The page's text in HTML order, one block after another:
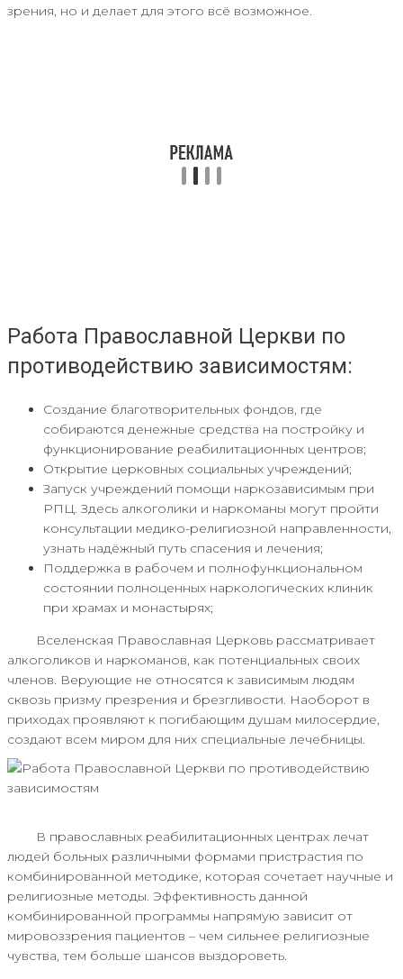
зрения, но и делает для этого всё возможное.
Работа Православной Церкви по
противодействию зависимостям:
Создание благотворительных фондов, где
собираются денежные средства на постройку и
функционирование реабилитационных центров;
Открытие церковных социальных учреждений;
Запуск учреждений помощи наркозависимым при
РПЦ. Здесь алкоголики и наркоманы могут пройти
консультации медико-религиозной направленности,
узнать надёжный путь спасения и лечения;
Поддержка в рабочем и полнофункциональном
состоянии полноценных наркологических клиник
при храмах и монастырях;
Вселенская Православная Церковь рассматривает
алкоголиков и наркоманов, как потенциальных своих
членов. Верующие не относятся к зависимым людям
сквозь призму презрения и брезгливости. Наоборот в
приходах проявляют к погибающим душам милосердие,
создают всем миром для них специальные лечебницы.
В православных реабилитационных центрах лечат
людей больных различными формами пристрастия по
комбинированной методике, которая сочетает научные и
религиозные методы. Эффективность данной
комбинированной программы напрямую зависит от
мировоззрения пациентов – чем сильнее религиозные
чувства, тем больше шансов выздороветь.